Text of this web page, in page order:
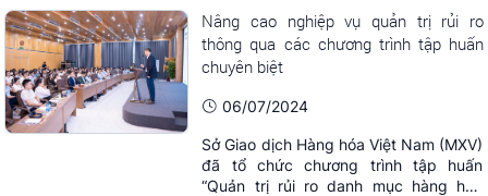
Nâng cao nghiệp vụ quản trị rủi ro
thông qua các chương trình tập huấn
chuyên biệt
06/07/2024
Sở Giao dịch Hàng hóa Việt Nam (MXV)
đã tổ chức chương trình tập huấn
“Quản trị rủi ro danh mục hàng hóa